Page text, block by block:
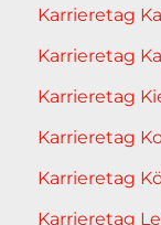
Karrieretag
Karrieretag
Karrieretag
Karrieretag
Karrieretag
Karrieretag